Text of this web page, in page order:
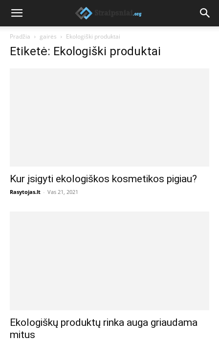
Pradžia gairės Ekologiški produktai
Etiketė: Ekologiški produktai
Kur įsigyti ekologiškos kosmetikos pigiau?
Rasytojas.lt - Vas 21, 2021
Ekologiškų produktų rinka auga griaudama
mitus